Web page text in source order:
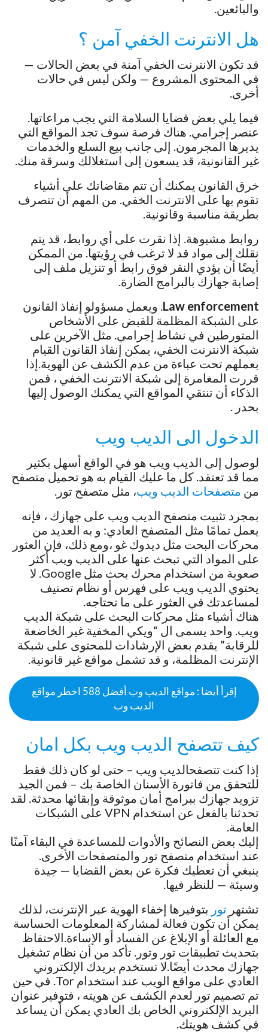
والبائعين.
هل الانترنت الخفي آمن ؟
قد تكون الانترنت الخفي آمنة في بعض الحالات —
في المحتوى المشروع — ولكن ليس في حالات
أخرى.
فيما يلي بعض قضايا السلامة التي يجب مراعاتها.
عنصر إجرامي. هناك فرصة سوف تجد المواقع التي
يديرها المجرمون. إلى جانب بيع السلع والخدمات
غير القانونية، قد يسعون إلى استغلالك وسرقة منك.
خرق القانون يمكنك أن تتم مقاضاتك على أشياء
تقوم بها على الانترنت الخفي. من المهم أن تتصرف
بطريقة مناسبة وقانونية.
روابط مشبوهة. إذا نقرت على أي روابط، قد يتم
نقلك إلى مواد قد لا ترغب في رؤيتها. من الممكن
أيضًا أن يؤدي النقر فوق رابط أو تنزيل ملف إلى
إصابة جهازك بالبرامج الضارة.
Law enforcement . ويعمل مسؤولو إنفاذ القانون
على الشبكة المظلمة للقبض على الأشخاص
المتورطين في نشاط إجرامي. مثل الآخرين على
شبكة الانترنت الخفي، يمكن إنفاذ القانون القيام
بعملهم تحت عباءة من عدم الكشف عن الهوية.إذا
قررت المغامرة إلى شبكة الانترنت الخفي ، فمن
الذكاء أن تنتقي المواقع التي يمكنك الوصول إليها
بحدر .
الدخول الى الديب ويب
لوصول إلى الديب ويب هو في الواقع أسهل بكثير
مما قد تعتقد. كل ما عليك القيام به هو تحميل متصفح
من متصفحات الديب ويب، مثل متصفح تور.
بمجرد تثبيت متصفح الديب ويب على جهازك ، فإنه
يعمل تمامًا مثل المتصفح العادي: و به العديد من
محركات البحت مثل ديدوك غو ،ومع ذلك، فإن العثور
على المواد التي تبحث عنها على الديب ويب أكثر
صعوبة من استخدام محرك بحث مثل Google. لا
يحتوي الديب ويب على فهرس أو نظام تصنيف
لمساعدتك في العثور على ما تحتاجه.
هناك أشياء مثل محركات البحث على شبكة الديب
ويب. واحد يسمى ال “ويكي المخفية غير الخاضعة
للرقابة” يقدم بعض الإرشادات للمحتوى على شبكة
الإنترنت المظلمة، و قد تشمل مواقع غير قانونية.
إقرأ أيضا : مواقع الديب وب أفضل 588 اخطر مواقع
الديب وب
كيف تتصفح الديب ويب بكل امان
إذا كنت تتصفحالديب ويب – حتى لو كان ذلك فقط
للتحقق من فاتورة الأسنان الخاصة بك – فمن الجيد
تزويد جهازك ببرامج أمان موثوقة وإبقائها محدثة. لقد
تحدثنا بالفعل عن استخدام VPN على الشبكات
العامة.
إليك بعض النصائح والأدوات للمساعدة في البقاء آمنًا
عند استخدام متصفح تور والمتصفحات الأخرى.
ينبغي أن تعطيك فكرة عن بعض القضايا — جيدة
وسيئة — للنظر فيها.
تشتهر تور بتوفيرها إخفاء الهوية عبر الإنترنت، لذلك
يمكن أن تكون فعالة لمشاركة المعلومات الحساسة
مع العائلة أو الإبلاغ عن الفساد أو الإساءة.الاحتفاظ
بتحديث تطبيقات تور وتور. تأكد من أن نظام تشغيل
جهازك محدث أيضًا.لا تستخدم بريدك الإلكتروني
العادي على مواقع الويب عند استخدام Tor. في حين
تم تصميم تور لعدم الكشف عن هويته ، فتوفير عنوان
البريد الإلكتروني الخاص بك العادي يمكن أن يساعد
في كشف هويتك.